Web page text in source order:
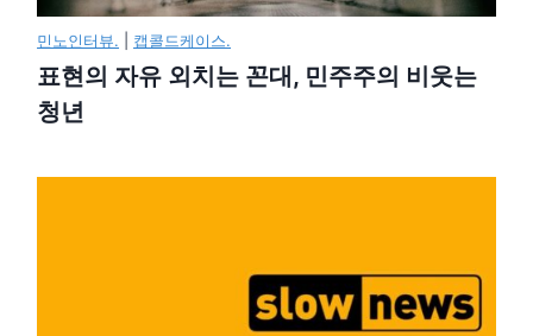
민노인터뷰. 캡콜드케이스.
표현의 자유 외치는 꼰대, 민주주의 비웃는
청년